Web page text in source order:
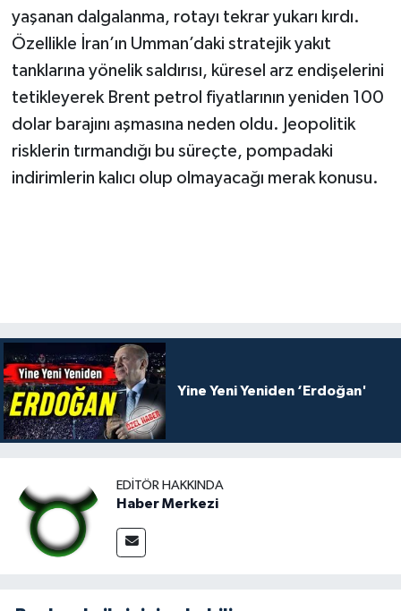
yaşanan dalgalanma, rotayı tekrar yukarı kırdı.
Özellikle İran’ın Umman’daki stratejik yakıt
tanklarına yönelik saldırısı, küresel arz endişelerini
tetikleyerek Brent petrol fiyatlarının yeniden 100
dolar barajını aşmasına neden oldu. Jeopolitik
risklerin tırmandığı bu süreçte, pompadaki
indirimlerin kalıcı olup olmayacağı merak konusu.
Yine Yeni Yeniden ‘Erdoğan'
EDITÖR HAKKINDA
Haber Merkezi